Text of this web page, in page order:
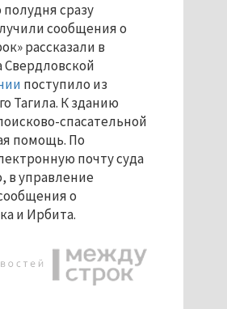
сразу
сообщения о
рассказали в
Свердловской
поступило из
Тагила. К зданию
спасательной
помощь. По
почту суда
в управление
о
и Ирбита.